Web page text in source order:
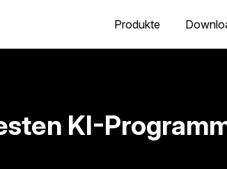
Produkte
KI-